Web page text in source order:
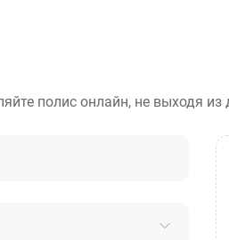
полис онлайн, не выходя из